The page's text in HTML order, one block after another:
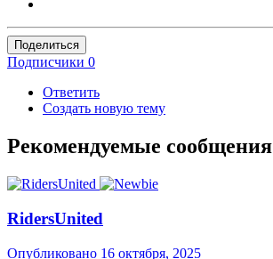
Поделиться
Подписчики 0
Ответить
Создать новую тему
Рекомендуемые сообщения
RidersUnited
Опубликовано 16 октября, 2025